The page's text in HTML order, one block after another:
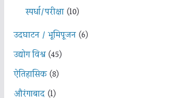
स्पर्धा/परीक्षा(10)
उदघाटन / भूमिपूजन(6)
उद्योग विश्व(45)
ऐतिहासिक(8)
औरंगाबाद(1)